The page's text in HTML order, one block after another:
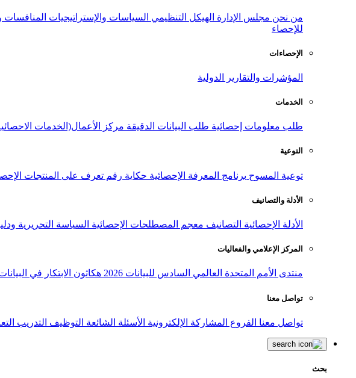
من نحن مجلس الإدارة الهيكل التنظيمي السياسات والإستراتيجيات المنافسات
للإحصاء
الإحصاءات
المؤشرات والتقارير الدولية
الخدمات
طلب معلومات إحصائية طلب البيانات الدقيقة مركز الأعمال(الخدمات
التوعية
توعية المسوح برنامج المعرفة الإحصائية حكاية رقم تعرف على المنتجات
الأدلة والتصانيف
الأدلة الإحصائية التصانيف معجم المصطلحات الإحصائية السياسة التحريرية
المركز الإعلامي والفعاليات
منتدى الأمم المتحدة العالمي السادس للبيانات 2026 هكاثون الابتكار في
تواصل معنا
تواصل معنا الفروع المشاركة الإلكترونية الأسئلة الشائعة التوظيف التدريب
بحث